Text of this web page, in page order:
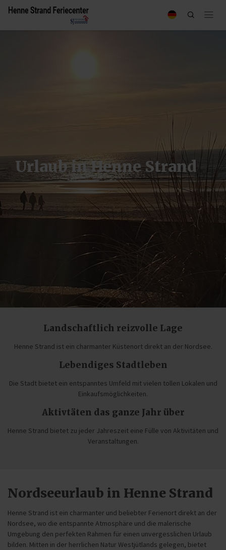
Urlaub in Henne Strand
Landschaftlich reizvolle Lage
Henne Strand ist ein charmanter Küstenort direkt an der Nordsee.
Lebendiges Stadtleben
Die Stadt bietet ein entspanntes Umfeld mit vielen tollen Lokalen und
Einkaufsmöglichkeiten.
Aktivtäten das ganze Jahr über
Henne Strand bietet zu jeder Jahreszeit eine Fülle von Aktivitäten und
Veranstaltungen.
Nordseeurlaub in Henne Strand
Henne Strand ist ein charmanter und beliebter Ferienort direkt an der
Nordsee, wo die entspannte Atmosphäre und die malerische
Umgebung den perfekten Rahmen für einen unvergesslichen Urlaub
bilden. Mitten in der herrlichen Natur Westjütlands gelegen, bietet